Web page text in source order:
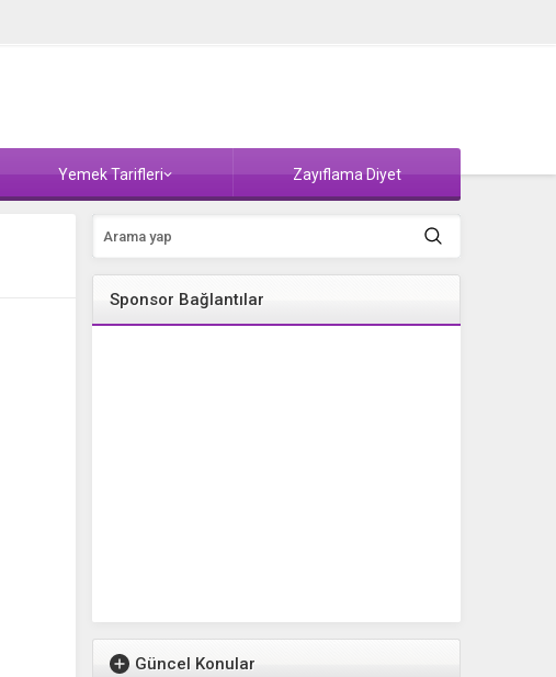
Yemek Tarifleri Zayıflama Diyet
Sponsor Bağlantılar
Güncel Konular